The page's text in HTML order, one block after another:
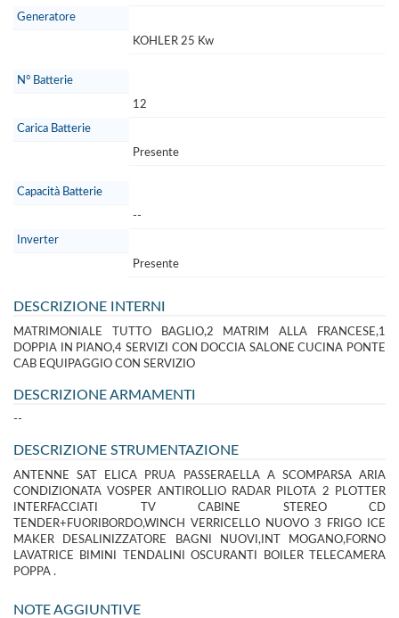
Generatore
KOHLER 25 Kw
N° Batterie
12
Carica Batterie
Presente
Capacità Batterie
--
Inverter
Presente
DESCRIZIONE INTERNI
MATRIMONIALE TUTTO BAGLIO,2 MATRIM ALLA FRANCESE,1
DOPPIA IN PIANO,4 SERVIZI CON DOCCIA SALONE CUCINA PONTE
CAB EQUIPAGGIO CON SERVIZIO
DESCRIZIONE ARMAMENTI
--
DESCRIZIONE STRUMENTAZIONE
ANTENNE SAT ELICA PRUA PASSERAELLA A SCOMPARSA ARIA
CONDIZIONATA VOSPER ANTIROLLIO RADAR PILOTA 2 PLOTTER
INTERFACCIATI TV CABINE STEREO CD
TENDER+FUORIBORDO,WINCH VERRICELLO NUOVO 3 FRIGO ICE
MAKER DESALINIZZATORE BAGNI NUOVI,INT MOGANO,FORNO
LAVATRICE BIMINI TENDALINI OSCURANTI BOILER TELECAMERA
POPPA .
NOTE AGGIUNTIVE